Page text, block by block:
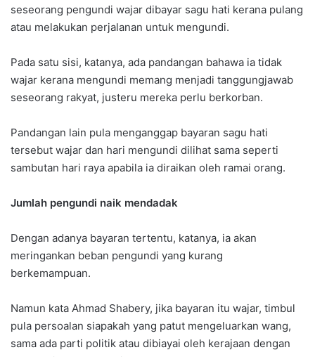
seseorang pengundi wajar dibayar sagu hati kerana pulang
atau melakukan perjalanan untuk mengundi.
Pada satu sisi, katanya, ada pandangan bahawa ia tidak
wajar kerana mengundi memang menjadi tanggungjawab
seseorang rakyat, justeru mereka perlu berkorban.
Pandangan lain pula menganggap bayaran sagu hati
tersebut wajar dan hari mengundi dilihat sama seperti
sambutan hari raya apabila ia diraikan oleh ramai orang.
Jumlah pengundi naik mendadak
Dengan adanya bayaran tertentu, katanya, ia akan
meringankan beban pengundi yang kurang
berkemampuan.
Namun kata Ahmad Shabery, jika bayaran itu wajar, timbul
pula persoalan siapakah yang patut mengeluarkan wang,
sama ada parti politik atau dibiayai oleh kerajaan dengan